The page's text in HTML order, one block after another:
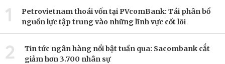
1
Petrovietnam thoái vốn tại PVcomBank: Tái phân bổ
nguồn lực tập trung vào những lĩnh vực cốt lõi
2
Tin tức ngân hàng nổi bật tuần qua: Sacombank cắt
giảm hơn 3.700 nhân sự